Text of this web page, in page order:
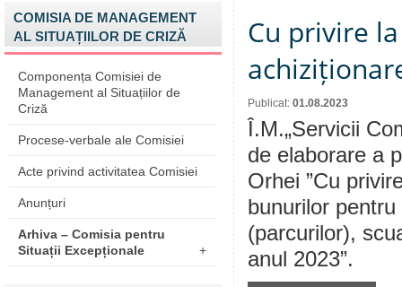
COMISIA DE MANAGEMENT
AL SITUAȚIILOR DE CRIZĂ
Componența Comisiei de
Management al Situațiilor de
Criză
Procese-verbale ale Comisiei
Acte privind activitatea Comisiei
Anunțuri
Arhiva – Comisia pentru
Situații Excepționale
+
Cu privire
Publicat: 01.08.2023
Î.M.„Servicii
de elaborare a
Orhei ”Cu
bunurilor
(parcurilor),
anul 2023”.